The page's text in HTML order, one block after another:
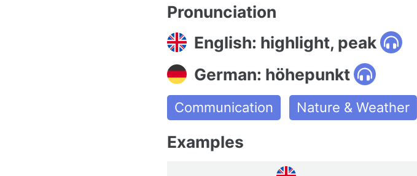
Pronunciation
English: highlight, peak
German: höhepunkt
Communication Nature & Weather
Examples